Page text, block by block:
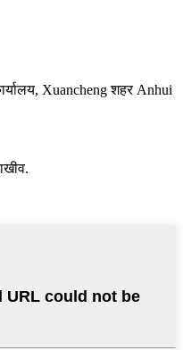
Xuancheng शहर Anhui